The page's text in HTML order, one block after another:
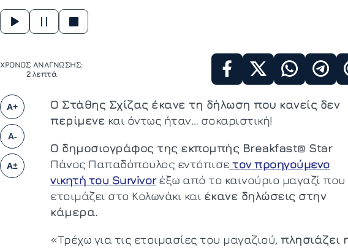
ΧΡΟΝΟΣ ΑΝΑΓΝΩΣΗΣ:
2 λεπτά
A+
A-
A±
Ο Στάθης Σχίζας έκανε τη δήλωση που κανείς δεν
περίμενε και όντως ήταν… σοκαριστική!
O δημοσιογράφος της εκπομπής Breakfast@ Star
Πάνος Παπαδόπουλος εντόπισε τον προηγούμενο
νικητή του Survivorέξω από το καινούριο μαγαζί που
ετοιμάζει στο Κολωνάκι και έκανε δηλώσεις στην
κάμερα.
«Τρέχω για τις ετοιμασίες του μαγαζιού, πλησιάζει